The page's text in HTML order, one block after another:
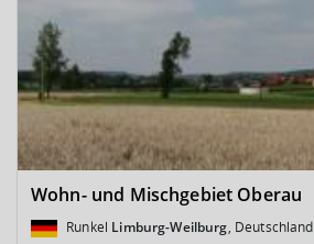
Wohn- und Mischgebiet Oberau
Runkel Limburg-Weilburg, Deutschland